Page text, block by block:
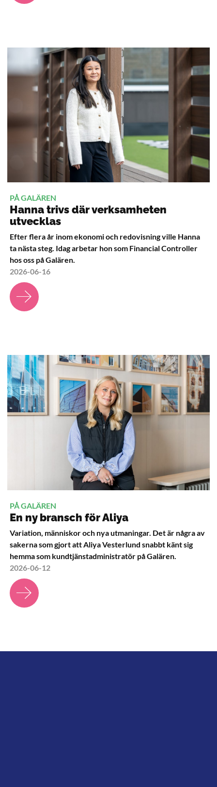
PÅ GALÄREN
Hanna trivs där verksamheten
utvecklas
Efter flera år inom ekonomi och redovisning ville Hanna
ta nästa steg. Idag arbetar hon som Financial Controller
hos oss på Galären.
2026-06-16
PÅ GALÄREN
En ny bransch för Aliya
Variation, människor och nya utmaningar. Det är några av
sakerna som gjort att Aliya Vesterlund snabbt känt sig
hemma som kundtjänstadministratör på Galären.
2026-06-12